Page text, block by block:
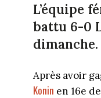
L’équipe
battu 6-0
dimanche.
Après avoir
Konin en 16e